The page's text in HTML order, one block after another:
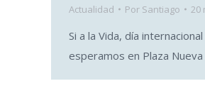
Actualidad Por Santiago 20
Si a la Vida, día
esperamos en Plaza